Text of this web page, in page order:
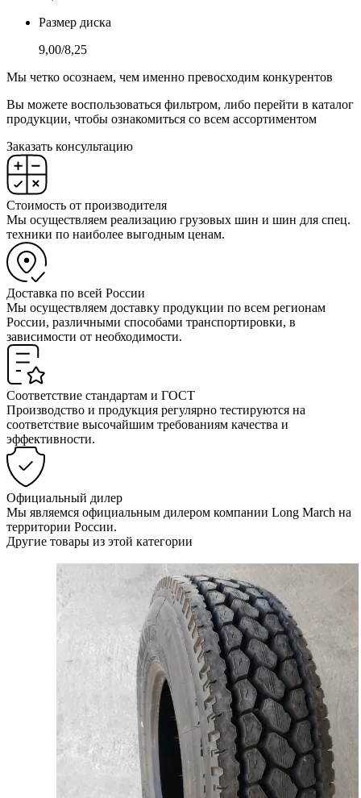
Размер диска
9,00/8,25
Мы четко осознаем, чем именно превосходим конкурентов
Вы можете воспользоваться фильтром, либо перейти в каталог
продукции, чтобы ознакомиться со всем ассортиментом
Заказать консультацию
Стоимость от производителя
Мы осуществляем реализацию грузовых шин и шин для спец.
техники по наиболее выгодным ценам.
Доставка по всей России
Мы осуществляем доставку продукции по всем регионам
России, различными способами транспортировки, в
зависимости от необходимости.
Соответствие стандартам и ГОСТ
Производство и продукция регулярно тестируются на
соответствие высочайшим требованиям качества и
эффективности.
Официальный дилер
Мы являемся официальным дилером компании Long March на
территории России.
Другие товары из этой категории